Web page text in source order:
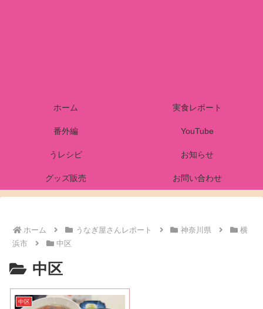
ホーム 実食レポート
番外編 YouTube
うレシピ お知らせ
グッズ販売 お問い合わせ
ホーム うなぎ屋さんレポート 神奈川県
横
浜市
中区
中区
中区